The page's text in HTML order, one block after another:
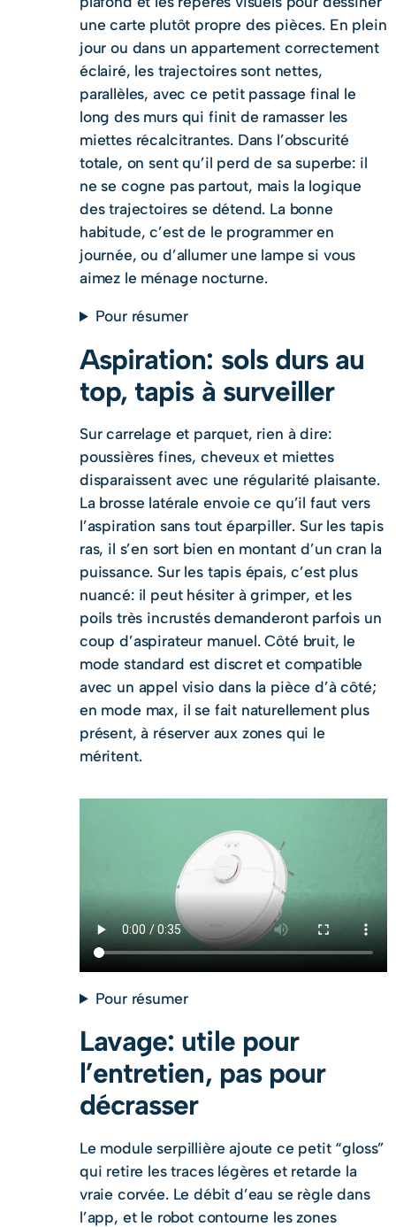
une carte plutôt propre des pièces. En plein
jour ou dans un appartement correctement
éclairé, les trajectoires sont nettes,
parallèles, avec ce petit passage final le
long des murs qui finit de ramasser les
miettes récalcitrantes. Dans l’obscurité
totale, on sent qu’il perd de sa superbe: il
ne se cogne pas partout, mais la logique
des trajectoires se détend. La bonne
habitude, c’est de le programmer en
journée, ou d’allumer une lampe si vous
aimez le ménage nocturne.
Pour résumer
Aspiration: sols durs au
top, tapis à surveiller
Sur carrelage et parquet, rien à dire:
poussières fines, cheveux et miettes
disparaissent avec une régularité plaisante.
La brosse latérale envoie ce qu’il faut vers
l’aspiration sans tout éparpiller. Sur les tapis
ras, il s’en sort bien en montant d’un cran la
puissance. Sur les tapis épais, c’est plus
nuancé: il peut hésiter à grimper, et les
poils très incrustés demanderont parfois un
coup d’aspirateur manuel. Côté bruit, le
mode standard est discret et compatible
avec un appel visio dans la pièce d’à côté;
en mode max, il se fait naturellement plus
présent, à réserver aux zones qui le
méritent.
Pour résumer
Lavage: utile pour
l’entretien, pas pour
décrasser
Le module serpillière ajoute ce petit “gloss”
qui retire les traces légères et retarde la
vraie corvée. Le débit d’eau se règle dans
l’app, et le robot contourne les zones